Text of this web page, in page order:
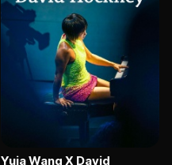
Yuja Wang X David